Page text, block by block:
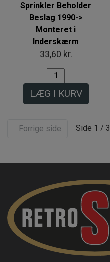
Sprinkler Beholder
Beslag 1990->
Monteret i
Inderskærm
33,60 kr.
LÆG I KURV
Forrige side Side 1 / 3